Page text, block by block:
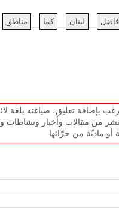
فاضل لبنان كما مناطق
بإضافة تعليق، صياغته بلغة
من مقالات وأخبار ونشاطات